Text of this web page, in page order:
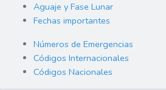
Aguaje y Fase Lunar
Fechas importantes
Números de Emergencias
Códigos Internacionales
Códigos Nacionales